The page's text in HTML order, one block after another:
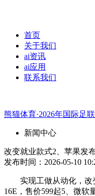
首页
关于我们
ai资讯
ai应用
联系我们
熊猫体育·2026年国际足
新闻中心
改变就业款式2、苹果发
发布时间：2026-05-10
实现工做从动化，改
16E，售价599起5、微